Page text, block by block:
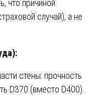
что причиной
случай), а не
стены: прочность
D370 (вместо D400).